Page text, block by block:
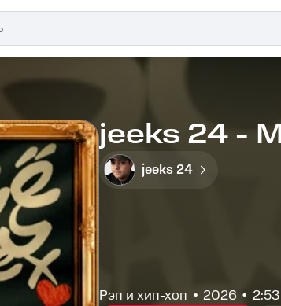
jeeks 24 -
jeeks 24
Рэп и хип-хоп 2026 2:53